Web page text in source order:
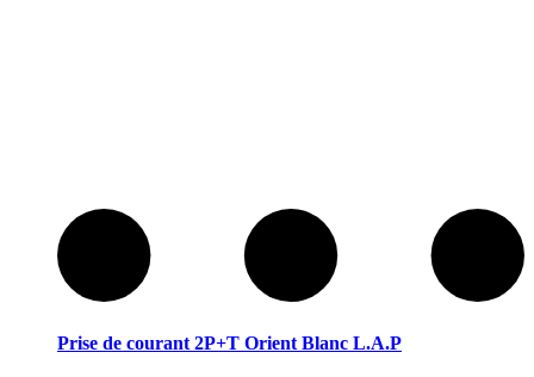
Prise de courant 2P+T Orient Blanc L.A.P